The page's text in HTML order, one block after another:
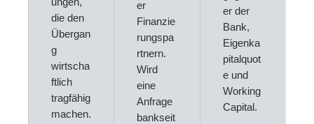
die den
Übergan
g
wirtscha
ftlich
tragfähig
machen.
er
Finanzie
rungspa
rtnern.
Wird
eine
Anfrage
bankseit
er der
Bank,
Eigenka
pitalquot
e und
Working
Capital.